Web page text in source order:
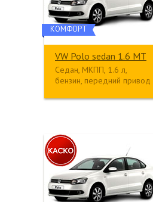
КОМФОРТ
VW Polo sedan 1.6 МТ
Седан, МКПП, 1.6 л,
бензин, передний привод